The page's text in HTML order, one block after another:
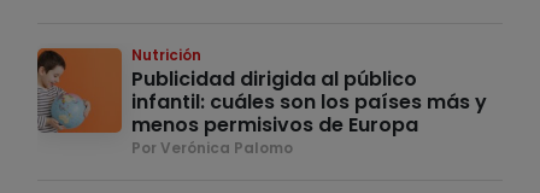
Nutrición
Publicidad dirigida al público
infantil: cuáles son los países más y
menos permisivos de Europa
Por Verónica Palomo